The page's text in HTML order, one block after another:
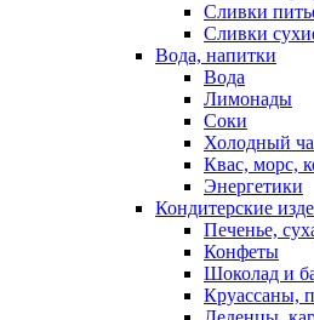
Сливки
Сливки
Вода, напитки
Вода
Лимонады
Соки
Холодный
Квас, морс,
Энергетики
Кондитерские
Печенье,
Конфеты
Шоколад и
Круассаны,